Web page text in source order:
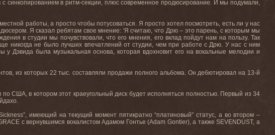
синкопированием в ритм-секции, плюс современное продюсирование. И мы подумали,
работы, а просто чтобы потусоваться. Я просто хотел посмотреть, есть ли у нас
Я сказал ребятам свое мнение: 'Я считаю, что Дрю – это парень, с которым мы
в студии мы почувствовали, что его мнения, его вклад пойдут нам на пользу. Так
никогда не было лучших впечатлений от студии, чем при работе с Дрю. У нас с ним
Дэвида была музыкальная основа, которая вдохновит его на вокальные мелодии и
из которых 22 тыс. составляли продажи полного альбома. Он дебютировал на 13-й
США, в котором этот краеугольный диск будет исполняться полностью. Первый из 34
имеющий на текущий момент пятикратно “платиновый” статус, а во втором –
с вернувшимся вокалистом Адамом Гонтье (Adam Gontier), а также SEVENDUST, а